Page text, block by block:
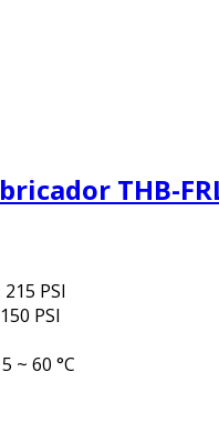
THB-
PSI
PSI
~ 60 °C